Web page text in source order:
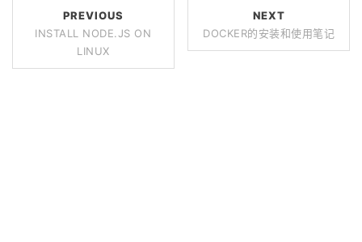
PREVIOUS
INSTALL NODE.JS ON
LINUX
NEXT
DOCKER的安装和使用笔记